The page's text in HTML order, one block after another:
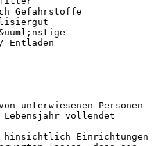
Gefahrstoffe
Entladen
unterwiesenen Personen
vollendet
hinsichtlich Einrichtungen